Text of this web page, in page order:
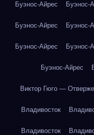
Буэнос-Айрес Буэнос-
Буэнос-Айрес Буэнос-
Буэнос-Айрес Буэнос-
Буэнос-Айрес
Виктор Гюго —
Владивосток
Владивосток